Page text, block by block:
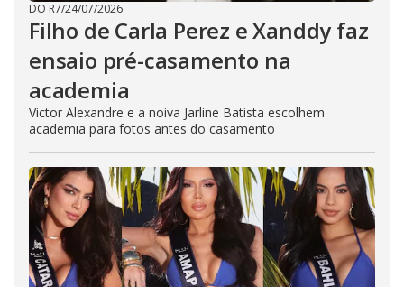
DO R7/24/07/2026
Filho de Carla Perez e Xanddy faz
ensaio pré-casamento na
academia
Victor Alexandre e a noiva Jarline Batista escolhem
academia para fotos antes do casamento